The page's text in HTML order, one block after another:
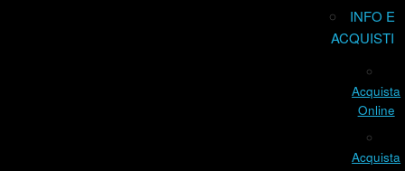
INFO E
ACQUISTI
Acquista
Online
Acquista